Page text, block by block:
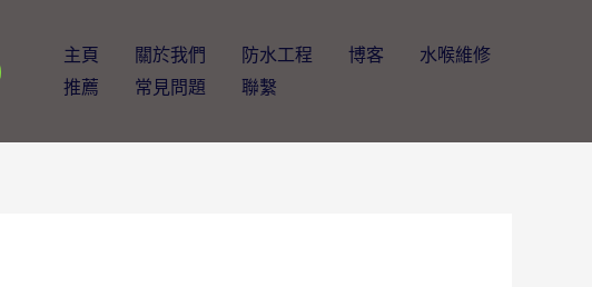
主頁 關於我們 防水工程 博客
水喉維修
推薦
常見問題 聯繫